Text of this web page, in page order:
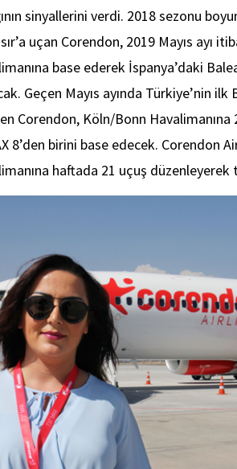
sinyallerini verdi. 2018 sezonu
uçan Corendon, 2019 Mayıs ayı
base ederek İspanya’daki
Geçen Mayıs ayında Türkiye’nin ilk
Corendon, Köln/Bonn Havalimanına
8’den birini base edecek. Corendon
haftada 21 uçuş düzenleyerek